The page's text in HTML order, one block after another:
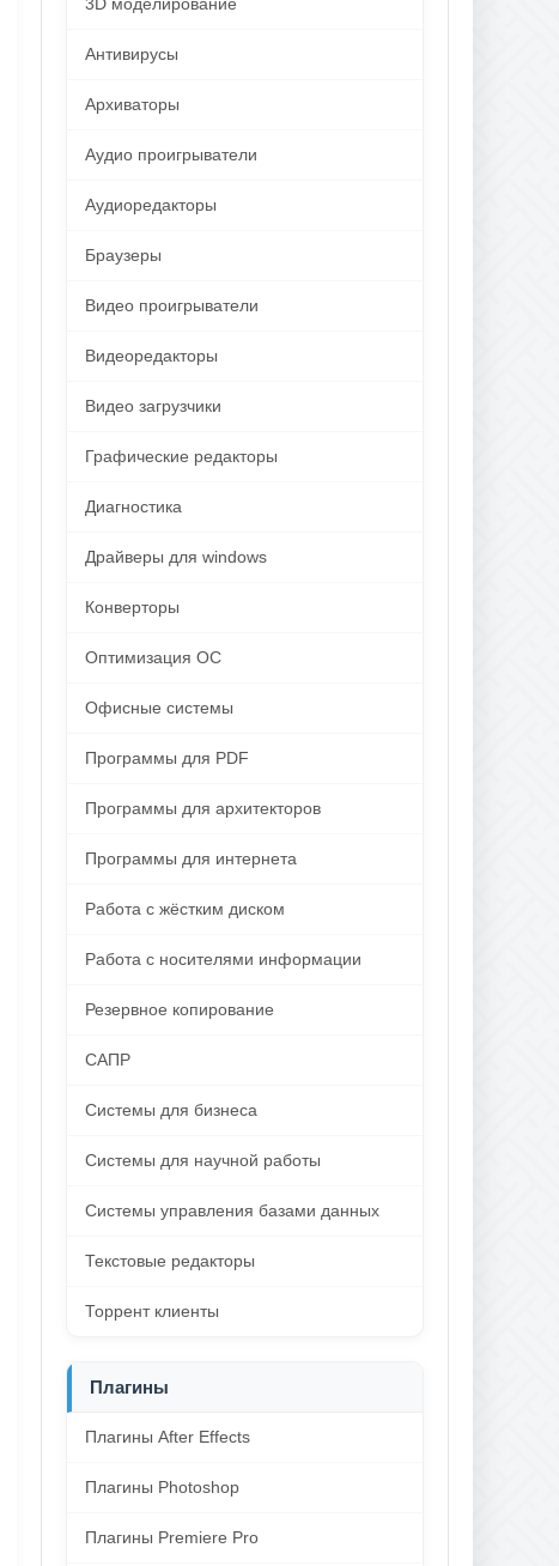
Антивирусы
Архиваторы
Аудио проигрыватели
Аудиоредакторы
Браузеры
Видео проигрыватели
Видеоредакторы
Видео загрузчики
Графические редакторы
Диагностика
Драйверы для windows
Конверторы
Оптимизация ОС
Офисные системы
Программы для PDF
Программы для архитекторов
Программы для интернета
Работа с жёстким диском
Работа с носителями информации
Резервное копирование
САПР
Системы для бизнеса
Системы для научной работы
Системы управления базами данных
Текстовые редакторы
Торрент клиенты
Плагины
Плагины After Effects
Плагины Photoshop
Плагины Premiere Pro